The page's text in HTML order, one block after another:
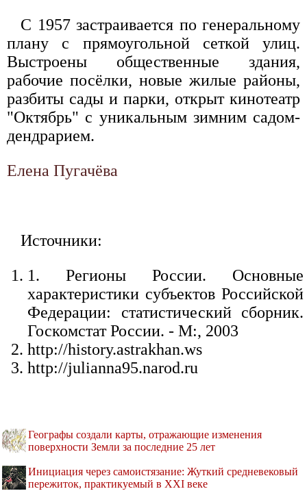
С 1957 застраивается по генеральному
плану с прямоугольной сеткой улиц.
Выстроены общественные здания,
рабочие посёлки, новые жилые районы,
разбиты сады и парки, открыт кинотеатр
"Октябрь" с уникальным зимним садом-
дендрарием.
Елена Пугачёва
Источники:
1. Регионы России. Основные
характеристики субъектов Российской
Федерации: статистический сборник.
Госкомстат России. - М:, 2003
http://history.astrakhan.ws
http://julianna95.narod.ru
Географы создали карты, отражающие изменения
поверхности Земли за последние 25 лет
Инициация через самоистязание: Жуткий средневековый
пережиток, практикуемый в XXI веке